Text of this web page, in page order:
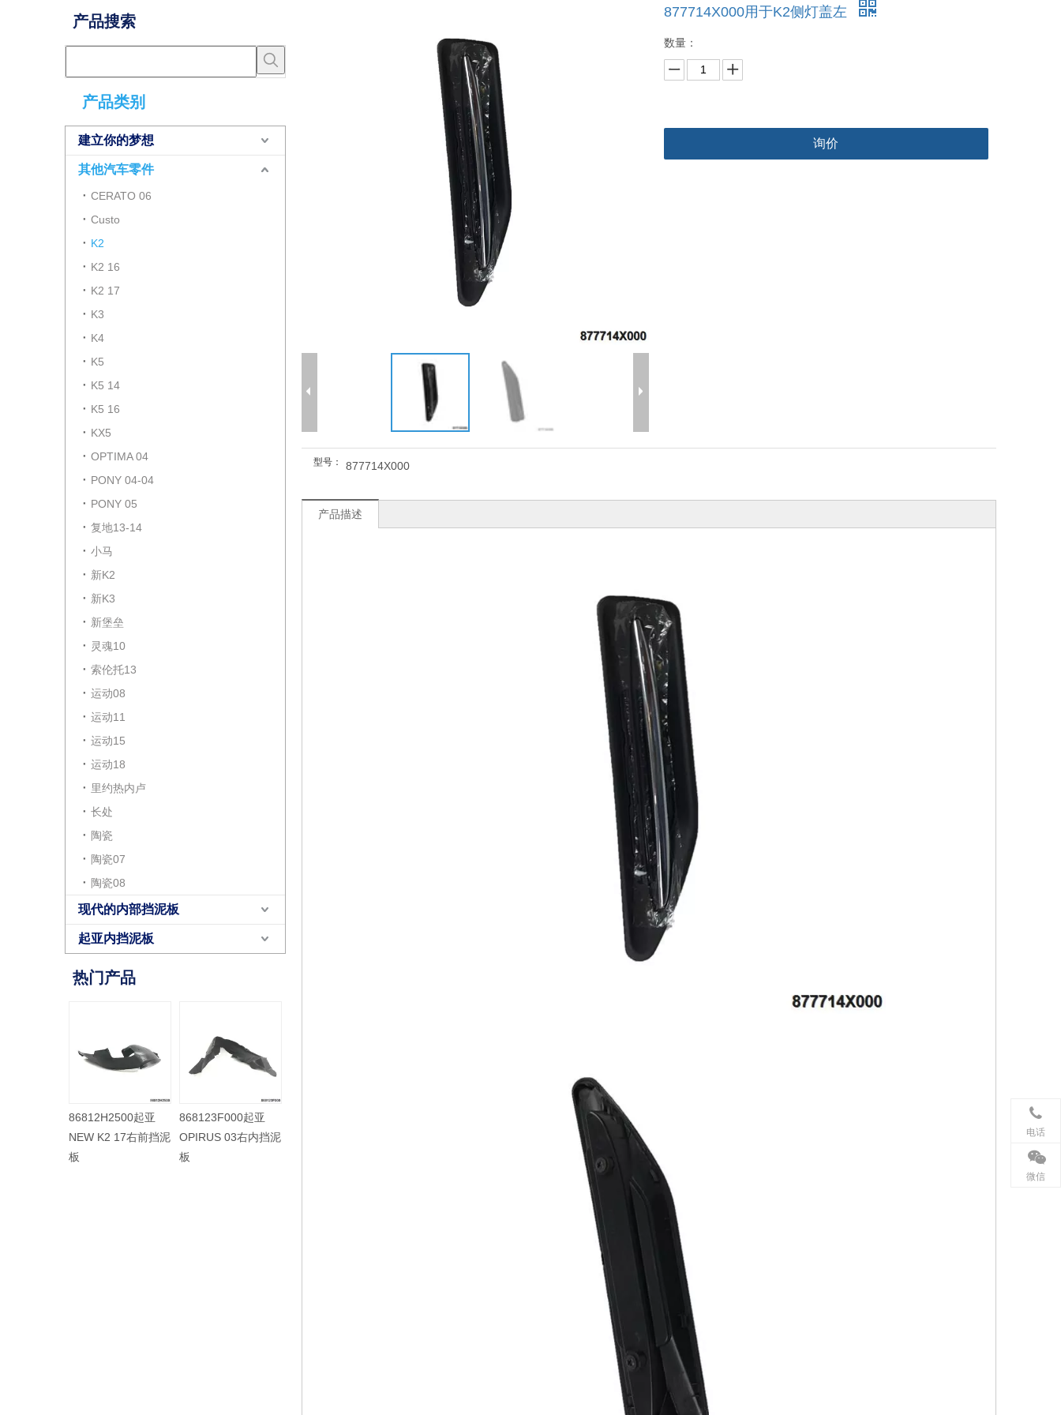
产品搜索
产品类别
建立你的梦想
其他汽车零件
CERATO 06
Custo
K2
K2 16
K2 17
K3
K4
K5
K5 14
K5 16
KX5
OPTIMA 04
PONY 04-04
PONY 05
复地13-14
小马
新K2
新K3
新堡垒
灵魂10
索伦托13
运动08
运动11
运动15
运动18
里约热内卢
长处
陶瓷
陶瓷07
陶瓷08
现代的内部挡泥板
起亚内挡泥板
热门产品
86812H2500起亚
NEW K2 17右前挡泥
868123F000起亚
OPIRUS 03右内挡泥
868113F500起亚
OPIRUS 06左内挡泥
877714X000用于K2侧灯盖左
数量：
询价
型号： 877714X000
产品描述
电话
微信